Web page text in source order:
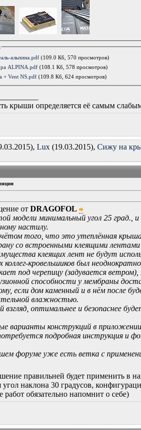
альпина.pdf(109.0 Кб, 570 просмотров)
ALPINA.pdf(108.1 Кб, 578 просмотров)
+ Vent NS.pdf(109.8 Кб, 624 просмотров)
крыши определяется её самым
Lux (19.03.2015),Сижу на
отDRAGOFOL
модели минимальный угол 25
настилу.
того, что это утеплённая
со встроенными клеящими
клеящих лент не будут
коллег-кровельшиков был
под черепицу (задувается
способности у мембраны
если дом каменный и в нём после
влажностью.
взгляд, оптимальнее и безопаснее
варианты конструкций в
подробная инструкция и
форуме уже есть ветка с
правильней будет применить в
угол наклона 30 градусов,
работ обязательно напомнит о себе)